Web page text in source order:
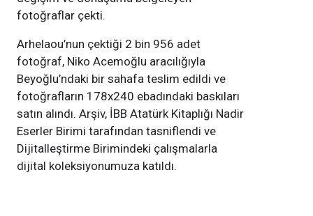
fotoğraflar çekti.
Arhelaou’nun çektiği 2 bin 956 adet
fotoğraf, Niko Acemoğlu aracılığıyla
Beyoğlu’ndaki bir sahafa teslim edildi ve
fotoğrafların 178x240 ebadındaki baskıları
satın alındı. Arşiv, İBB Atatürk Kitaplığı Nadir
Eserler Birimi tarafından tasniflendi ve
Dijitalleştirme Birimindeki çalışmalarla
dijital koleksiyonumuza katıldı.